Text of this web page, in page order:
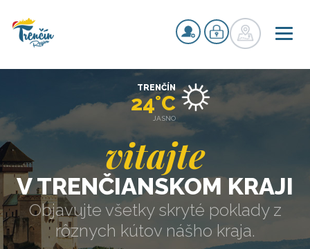
vitajte
V TRENČIANSKOM KRAJI
Objavujte všetky skryté poklady z
rôznych kútov nášho kraja.
TRENČÍN
24°C
JASNO